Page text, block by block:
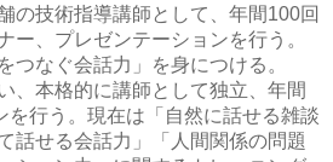
の技術指導講師として、年間100回
ー、プレゼンテーションを行う。
つなぐ会話力」を身につける。
、本格的に講師として独立、年間
を行う。現在は「自然に話せる雑談
話せる会話力」「人間関係の問題